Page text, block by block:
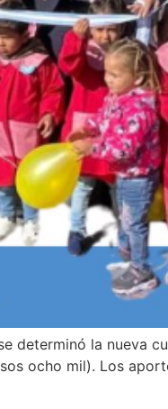
determinó la nueva
ocho mil). Los